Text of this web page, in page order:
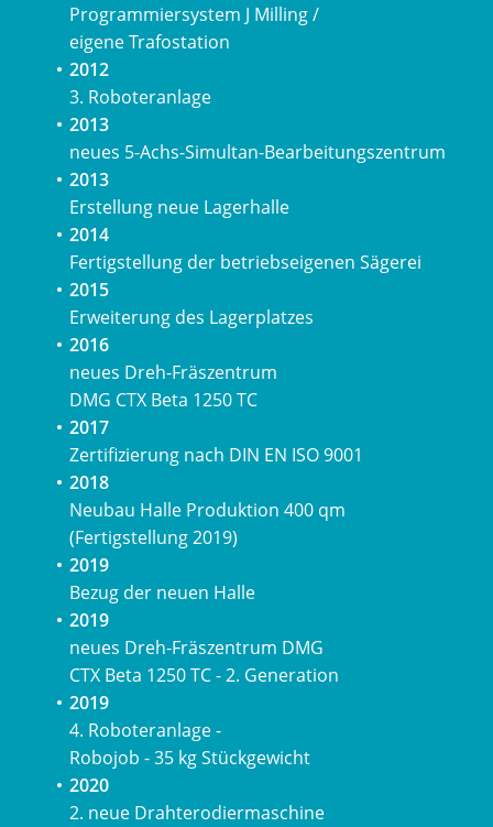
Programmiersystem J Milling /
eigene Trafostation
2012
3. Roboteranlage
2013
neues 5-Achs-Simultan-Bearbeitungszentrum
2013
Erstellung neue Lagerhalle
2014
Fertigstellung der betriebseigenen Sägerei
2015
Erweiterung des Lagerplatzes
2016
neues Dreh-Fräszentrum
DMG CTX Beta 1250 TC
2017
Zertifizierung nach DIN EN ISO 9001
2018
Neubau Halle Produktion 400 qm
(Fertigstellung 2019)
2019
Bezug der neuen Halle
2019
neues Dreh-Fräszentrum DMG
CTX Beta 1250 TC - 2. Generation
2019
4. Roboteranlage -
Robojob - 35 kg Stückgewicht
2020
2. neue Drahterodiermaschine